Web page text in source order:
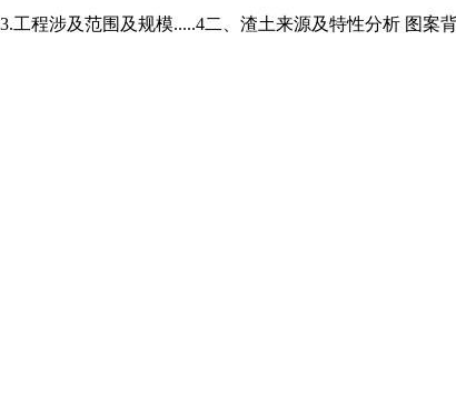
程涉及范围及规模.....4二、渣土来源及特性分析 图案